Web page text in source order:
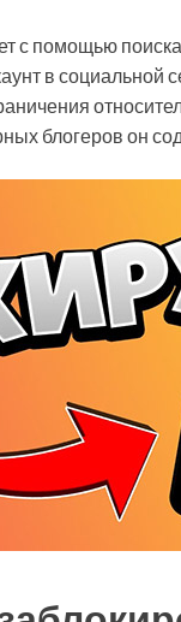
с помощью
в социальной
блогеров он